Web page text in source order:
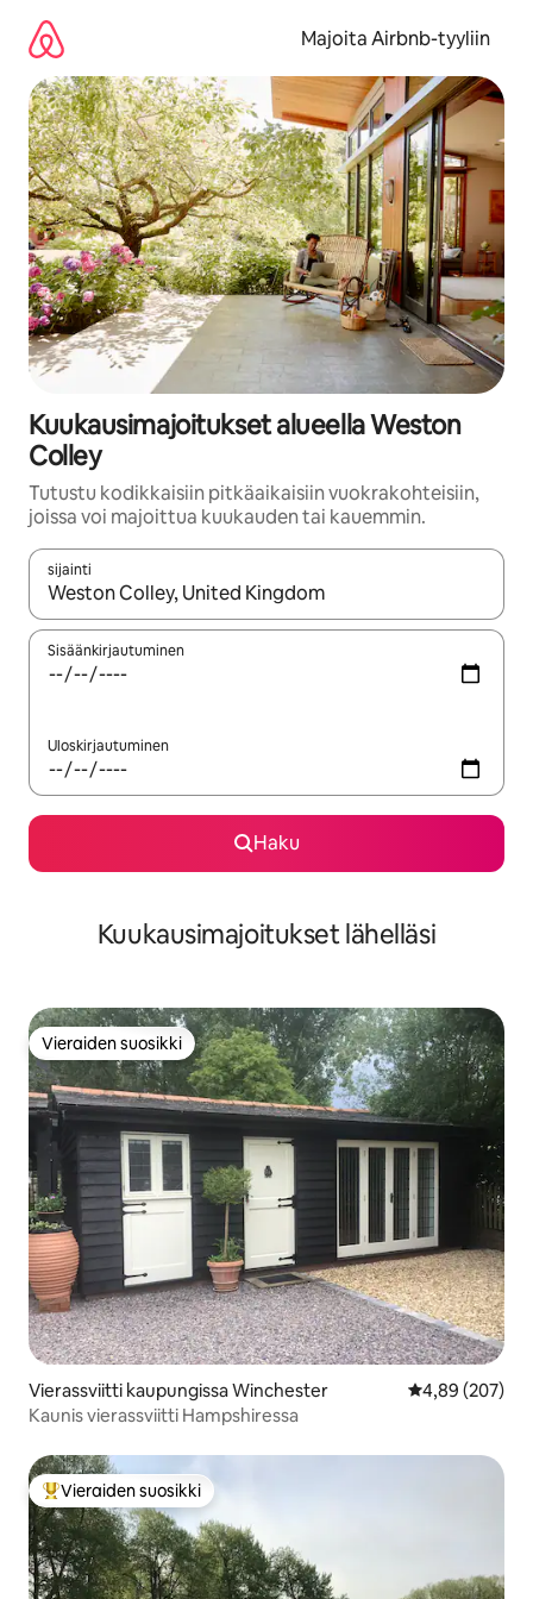
sisältö
väliin
Majoita Airbnb-tyyliin
Kuukausimajoitukset alueella Weston
Colley
Tutustu kodikkaisiin pitkäaikaisiin vuokrakohteisiin,
joissa voi majoittua kuukauden tai kauemmin.
sijainti
Kun tulokset ovat saatavilla, navigoi ylös- ja alas-
Sisäänkirjautuminen
Uloskirjautuminen
Haku
Kuukausimajoitukset lähelläsi
Vieraiden suosikki
Vieraiden suosikki
Vierassviitti kaupungissa Winchester
4,89 (207)
Kaunis vierassviitti Hampshiressa
Vieraiden suosikkien parhaimmistoa
Vieraiden suosikki